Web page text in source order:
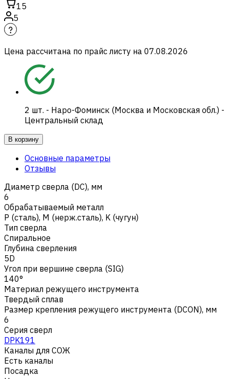
15
5
Цена рассчитана по прайс листу на 07.08.2026
2 шт. - Наро-Фоминск (Москва и Московская обл.) -
Центральный склад
В корзину
Основные параметры
Отзывы
Диаметр сверла (DC), мм
6
Обрабатываемый металл
Р (сталь), M (нерж.сталь), K (чугун)
Тип сверла
Спиральное
Глубина сверления
5D
Угол при вершине сверла (SIG)
140°
Материал режущего инструмента
Твердый сплав
Размер крепления режущего инструмента (DCON), мм
6
Серия сверл
DPK191
Каналы для СОЖ
Есть каналы
Посадка